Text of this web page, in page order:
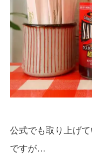
公式でも取り上げ
ですが…